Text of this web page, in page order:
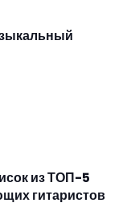
из ТОП-5
гитаристов